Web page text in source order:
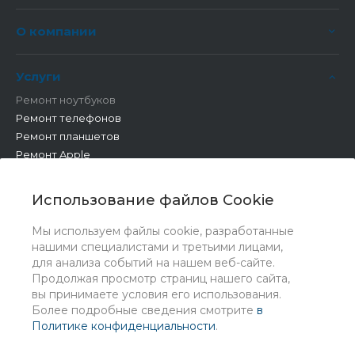
Использование файлов Cookie
Мы используем файлы cookie, разработанные
нашими специалистами и третьими лицами,
для анализа событий на нашем веб-сайте.
Продолжая просмотр страниц нашего сайта,
вы принимаете условия его использования.
Более подробные сведения смотрите в
Политике конфиденциальности.
О компании
Услуги
Ремонт ноутбуков
Ремонт телефонов
Ремонт планшетов
Ремонт Apple